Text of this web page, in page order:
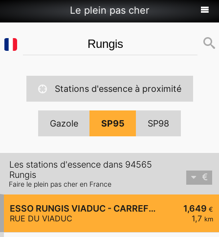
Le plein pas cher
Stations d'essence à proximité
Gazole SP95 SP98
Les stations d'essence dans 94565
Rungis
Faire le plein pas cher en France
1,649 €
1,7 km
ESSO RUNGIS VIADUC - CARREFOUR EXPRESS
RUE DU VIADUC